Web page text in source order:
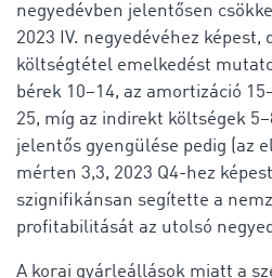
negyedévben jelentősen
2023 IV. negyedévéhez képest,
költségtétel emelkedést
bérek 10–14, az amortizáció
25, míg az indirekt költségek
jelentős gyengülése pedig (az
mérten 3,3, 2023 Q4-hez képest
szignifikánsan segítette a
profitabilitását az utolsó
A korai gyárleállások miatt a